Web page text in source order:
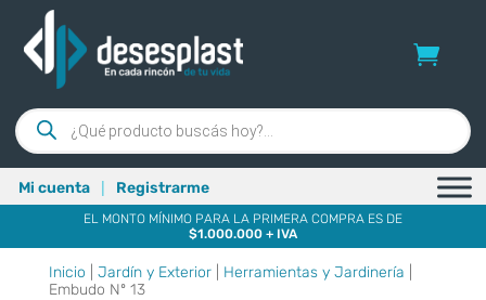
Búsqueda
de
productos
Mi cuenta | Registrarme
EL MONTO MÍNIMO PARA LA PRIMERA COMPRA ES DE
$1.000.000 + IVA
Inicio Jardín y Exterior| Herramientas y Jardinería
Embudo Nº 13